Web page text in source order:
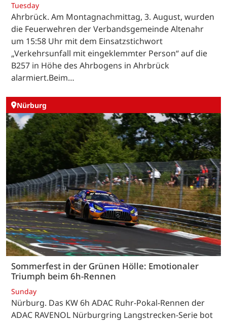
Tuesday
Ahrbrück. Am Montagnachmittag, 3. August, wurden
die Feuerwehren der Verbandsgemeinde Altenahr
um 15:58 Uhr mit dem Einsatzstichwort
„Verkehrsunfall mit eingeklemmter Person“ auf die
B257 in Höhe des Ahrbogens in Ahrbrück
alarmiert.Beim…
Nürburg
Sommerfest in der Grünen Hölle: Emotionaler
Triumph beim 6h-Rennen
Sunday
Nürburg. Das KW 6h ADAC Ruhr-Pokal-Rennen der
ADAC RAVENOL Nürburgring Langstrecken-Serie bot